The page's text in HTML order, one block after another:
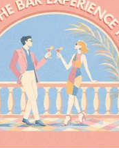
ΑΠΟ ΟΛΟ ΤΟΝ ΚΟΣΜΟ